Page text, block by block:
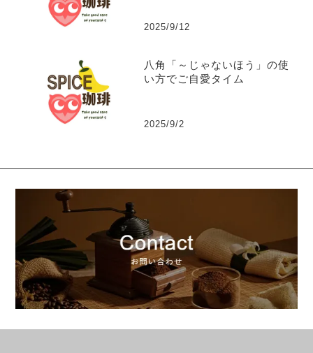
2025/9/12
八角「～じゃないほう」の使
い方でご自愛タイム
2025/9/2